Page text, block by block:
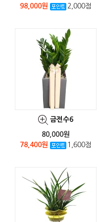
98,000원
2,000점
금전수6
80,000원
78,400원
1,600점